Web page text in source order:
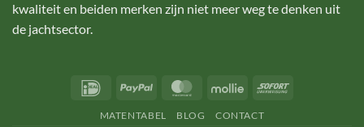
kwaliteit en beiden merken zijn niet meer weg te denken uit
de jachtsector.
IDeal PayPal MasterCardMollie Sofort
MATENTABEL BLOG CONTACT